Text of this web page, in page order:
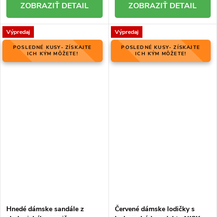
DETAIL DETAIL
Výpredaj
POSLEDNÉ KUSY- ZÍSKAJTE
ICH KÝM MÔŽETE!
Hnedé dámske sandále z
Výpredaj
POSLEDNÉ KUSY- ZÍSKAJTE
ICH KÝM MÔŽETE!
Červené dámske lodičky s